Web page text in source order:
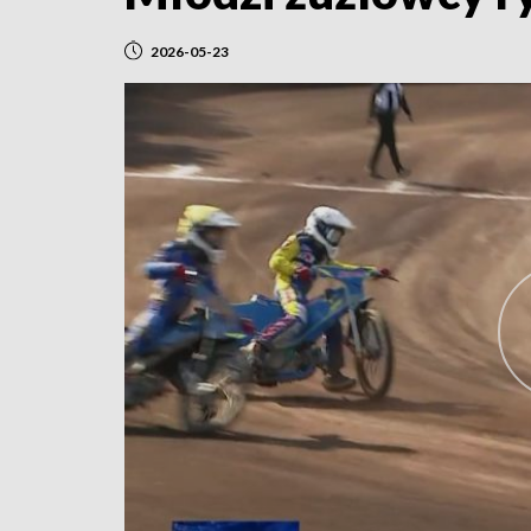
2026-05-23